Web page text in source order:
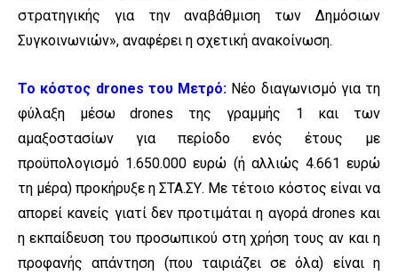
στρατηγικής για την αναβάθμιση των Δημόσιων
Συγκοινωνιών», αναφέρει η σχετική ανακοίνωση.
Το κόστος drones του Μετρό: Νέο διαγωνισμό για τη
φύλαξη μέσω drones της γραμμής 1 και των
αμαξοστασίων για περίοδο ενός έτους με
προϋπολογισμό 1.650.000 ευρώ (ή αλλιώς 4.661 ευρώ
τη μέρα) προκήρυξε η ΣΤΑ.ΣΥ. Με τέτοιο κόστος είναι να
απορεί κανείς γιατί δεν προτιμάται η αγορά drones και
η εκπαίδευση του προσωπικού στη χρήση τους αν και η
προφανής απάντηση (που ταιριάζει σε όλα) είναι η